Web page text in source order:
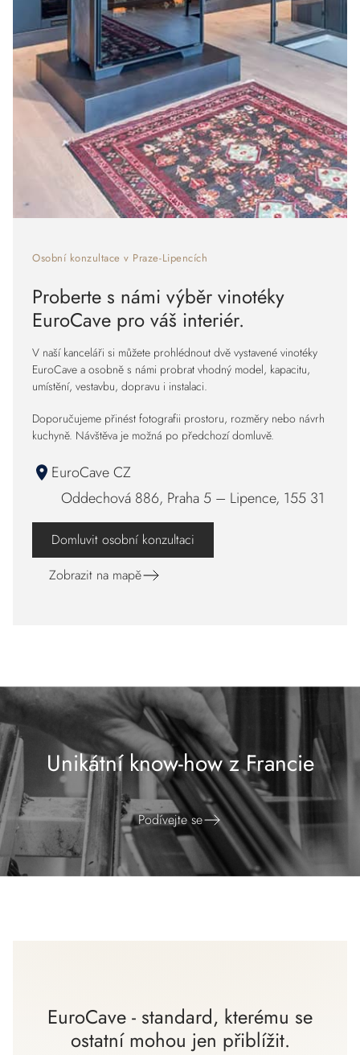
Osobní konzultace v Praze-Lipencích
Proberte s námi výběr vinotéky
EuroCave pro váš interiér.
V naší kanceláři si můžete prohlédnout dvě vystavené vinotéky
EuroCave a osobně s námi probrat vhodný model, kapacitu,
umístění, vestavbu, dopravu i instalaci.
Doporučujeme přinést fotografii prostoru, rozměry nebo návrh
kuchyně. Návštěva je možná po předchozí domluvě.
EuroCave CZ
Oddechová 886, Praha 5 – Lipence, 155 31
Domluvit osobní konzultaci
Zobrazit na mapě
Unikátní know-how z Francie
Podívejte se
EuroCave - standard, kterému se
ostatní mohou jen přiblížit.